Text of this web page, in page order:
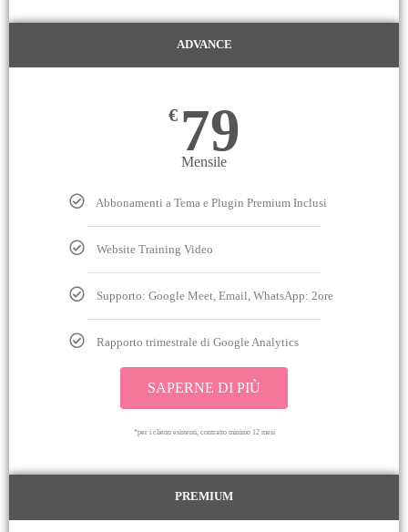
ADVANCE
€ 79
Mensile
Abbonamenti a Tema e Plugin Premium Inclusi
Website Training Video
Supporto: Google Meet, Email, WhatsApp: 2ore
Rapporto trimestrale di Google Analytics
SAPERNE DI PIÙ
*per i clienti esistenti, contratto minimo 12 mesi
PREMIUM